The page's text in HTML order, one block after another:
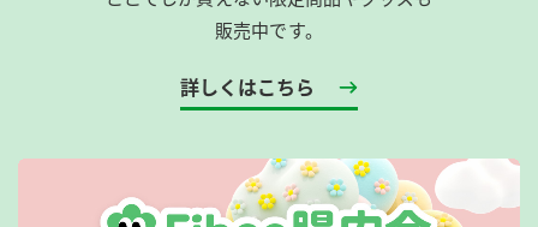
販売中です。
詳しくはこちら